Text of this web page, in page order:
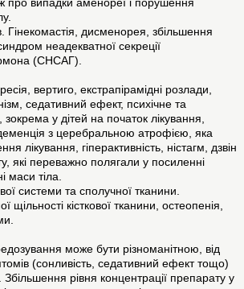
про випадки аменореї і порушення
Гінекомастія, дисменорея, збільшення
неадекватної секреції
(СНСАГ).
вертиго, екстрапірамідні розлади,
седативний ефект, психічне та
у дітей на початок лікування,
з церебральною атрофією, яка
лікування, гіперактивність, ністагм, дзвін
які переважно полягали у посиленні
маси тіла.
системи та сполучної тканини.
щільності кісткової тканини, остеопенія,
може бути різноманітною, від
(сонливість, седативний ефект тощо)
рівня концентрації препарату у